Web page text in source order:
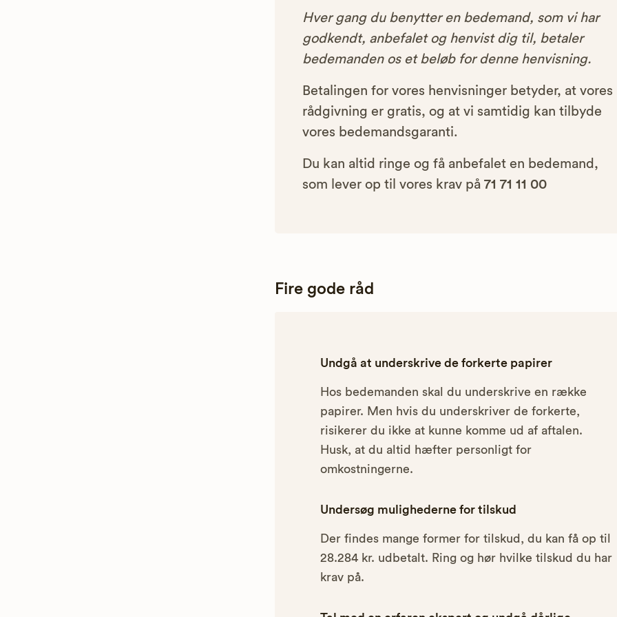
Hver gang du benytter en bedemand, som vi har
godkendt, anbefalet og henvist dig til, betaler
bedemanden os et beløb for denne henvisning.
Betalingen for vores henvisninger betyder, at vores
rådgivning er gratis, og at vi samtidig kan tilbyde
vores bedemandsgaranti.
Du kan altid ringe og få anbefalet en bedemand,
som lever op til vores krav på 71 71 11 00
Fire gode råd
Undgå at underskrive de forkerte papirer
Hos bedemanden skal du underskrive en række
papirer. Men hvis du underskriver de forkerte,
risikerer du ikke at kunne komme ud af aftalen.
Husk, at du altid hæfter personligt for
omkostningerne.
Undersøg mulighederne for tilskud
Der findes mange former for tilskud, du kan få op til
28.284 kr. udbetalt. Ring og hør hvilke tilskud du har
krav på.